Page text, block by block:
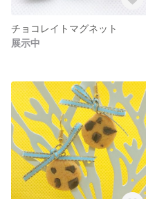
チョコレイトマグネット
展示中